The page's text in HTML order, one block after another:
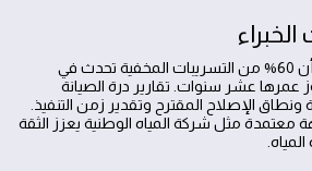
خبراء الصيانة يشيرون إلى أن 60% من التسريبات المخفية تحدث في
عمرها عشر سنوات. تقارير درة الصيانة
الإصلاح المقترح وتقدير زمن التنفيذ.
معتمدة مثل شركة المياه الوطنية يعزز الثقة